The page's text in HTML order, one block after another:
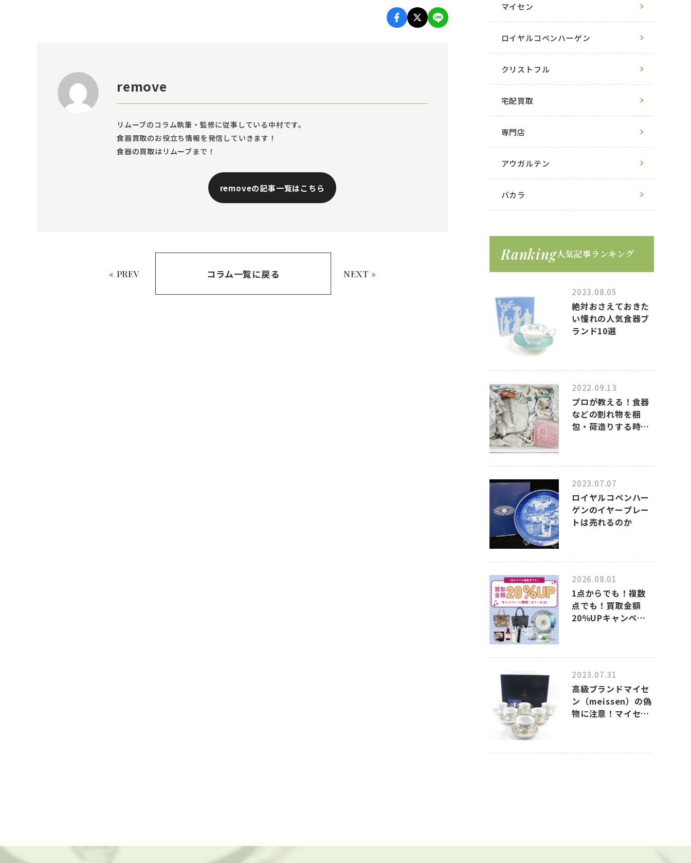
remove
リムーブのコラム執筆・監修に従事している中村です。
食器買取のお役立ち情報を発信していきます！
食器の買取はリムーブまで！
removeの記事一覧はこちら
« PREV コラム一覧に戻る NEXT »
マイセン
ロイヤルコペンハーゲン
クリストフル
宅配買取
専門店
アウガルテン
バカラ
Ranking人気記事ランキング
2023.08.05
絶対おさえておきた
い憧れの人気食器ブ
ランド10選
2022.09.13
プロが教える！食器
などの割れ物を梱
包・荷造りする時
2023.07.07
ロイヤルコペンハー
ゲンのイヤープレー
トは売れるのか
2026.08.01
1点からでも！複数
点でも！買取金額
20％UPキャンペー
2023.07.31
高級ブランドマイセ
ン（meissen）の偽
物に注意！マイセン